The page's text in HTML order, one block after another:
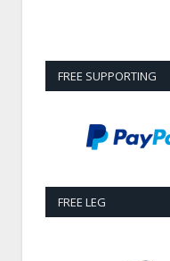
FREE SUPPORTING
FREE LEG